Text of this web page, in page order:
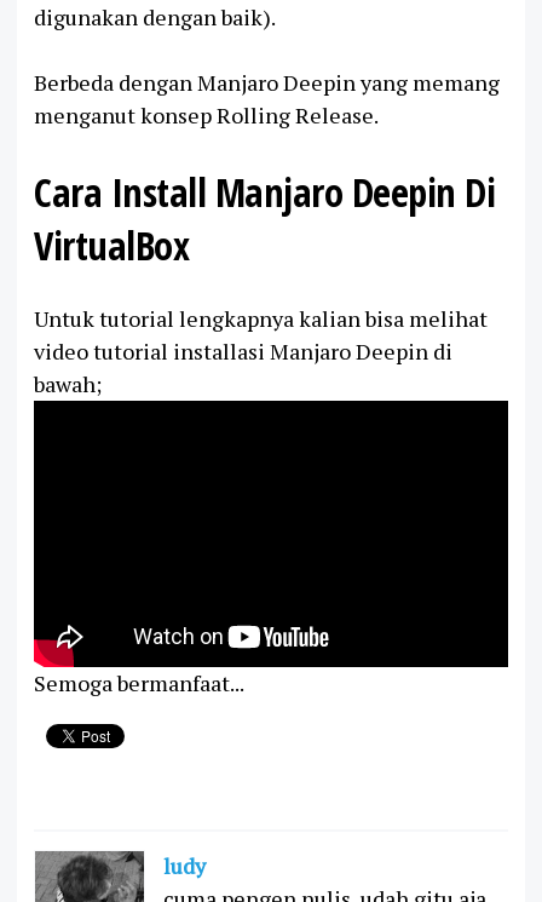
digunakan dengan baik).
Berbeda dengan Manjaro Deepin yang memang
menganut konsep Rolling Release.
Cara Install Manjaro Deepin Di
VirtualBox
Untuk tutorial lengkapnya kalian bisa melihat
video tutorial installasi Manjaro Deepin di
bawah;
Semoga bermanfaat...
ludy